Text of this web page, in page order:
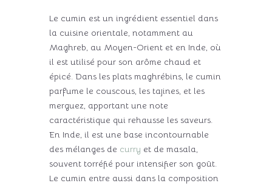
Le cumin est un ingrédient essentiel dans
la cuisine orientale, notamment au
Maghreb, au Moyen-Orient et en Inde, où
il est utilisé pour son arôme chaud et
épicé. Dans les plats maghrébins, le cumin
parfume le couscous, les tajines, et les
merguez, apportant une note
caractéristique qui rehausse les saveurs.
En Inde, il est une base incontournable
des mélanges de curry et de masala,
souvent torréfié pour intensifier son goût.
Le cumin entre aussi dans la composition